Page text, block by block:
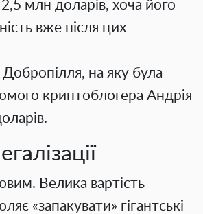
млн доларів, хоча його
вже після цих
Добропілля, на яку була
криптоблогера Андрія
Велика вартість
«запакувати» гігантські